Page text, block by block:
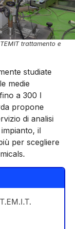
trattamento e
studiate
medie
a 300 l
propone
di analisi
il
per scegliere